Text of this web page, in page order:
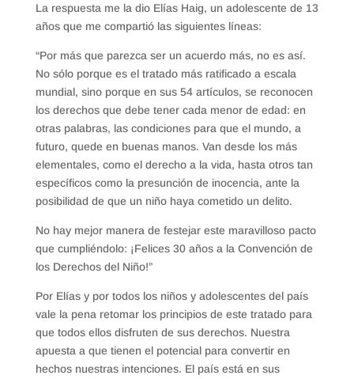
La respuesta me la dio Elías Haig, un adolescente de 13
años que me compartió las siguientes líneas:
“Por más que parezca ser un acuerdo más, no es así.
No sólo porque es el tratado más ratificado a escala
mundial, sino porque en sus 54 artículos, se reconocen
los derechos que debe tener cada menor de edad: en
otras palabras, las condiciones para que el mundo, a
futuro, quede en buenas manos. Van desde los más
elementales, como el derecho a la vida, hasta otros tan
específicos como la presunción de inocencia, ante la
posibilidad de que un niño haya cometido un delito.
No hay mejor manera de festejar este maravilloso pacto
que cumpliéndolo: ¡Felices 30 años a la Convención de
los Derechos del Niño!”
Por Elías y por todos los niños y adolescentes del país
vale la pena retomar los principios de este tratado para
que todos ellos disfruten de sus derechos. Nuestra
apuesta a que tienen el potencial para convertir en
hechos nuestras intenciones. El país está en sus